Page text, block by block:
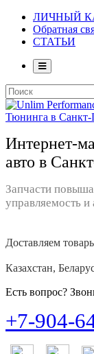
ЛИЧНЫЙ
Обратная
СТАТЬИ
Интернет-
авто в
Запчасти
управляемость
Доставляем
Казахстан,
Есть вопрос?
+7-904-